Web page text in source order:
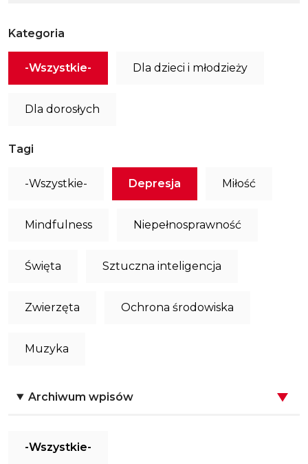
Kategoria
-Wszystkie- Dla dzieci i młodzieży
Dla dorosłych
Tagi
-Wszystkie- Depresja Miłość
Mindfulness Niepełnosprawność
Święta Sztuczna inteligencja
Zwierzęta Ochrona środowiska
Muzyka
Archiwum wpisów
-Wszystkie-